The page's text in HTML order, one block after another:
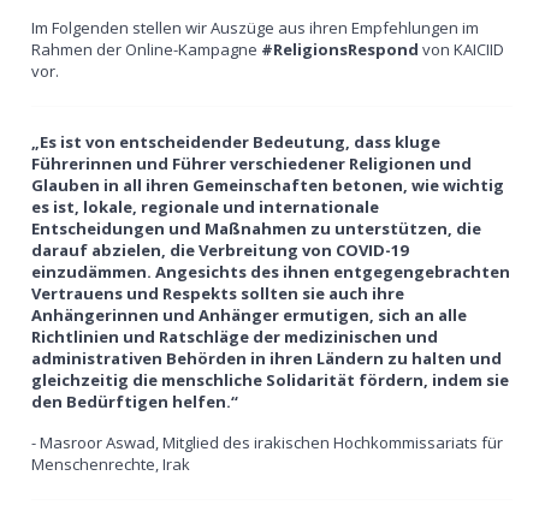
Im Folgenden stellen wir Auszüge aus ihren Empfehlungen im
Rahmen der Online-Kampagne #ReligionsRespondvon KAICIID
vor.
„Es ist von entscheidender Bedeutung, dass kluge
Führerinnen und Führer verschiedener Religionen und
Glauben in all ihren Gemeinschaften betonen, wie wichtig
es ist, lokale, regionale und internationale
Entscheidungen und Maßnahmen zu unterstützen, die
darauf abzielen, die Verbreitung von COVID-19
einzudämmen. Angesichts des ihnen entgegengebrachten
Vertrauens und Respekts sollten sie auch ihre
Anhängerinnen und Anhänger ermutigen, sich an alle
Richtlinien und Ratschläge der medizinischen und
administrativen Behörden in ihren Ländern zu halten und
gleichzeitig die menschliche Solidarität fördern, indem sie
den Bedürftigen helfen.“
- Masroor Aswad, Mitglied des irakischen Hochkommissariats für
Menschenrechte, Irak